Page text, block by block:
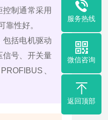
制通常采用
靠性好。
包括电机驱动
信号、开关量
、
服务热线
微信咨询
返回顶部